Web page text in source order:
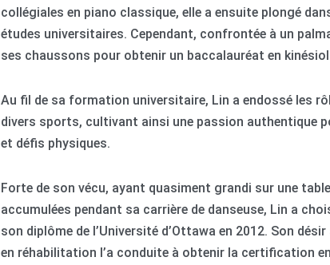
collégiales en piano classique, elle a ensuite plongé
études universitaires. Cependant, confrontée à un
ses chaussons pour obtenir un baccalauréat en
Au fil de sa formation universitaire, Lin a endossé les
divers sports, cultivant ainsi une passion authentique
et défis physiques.
Forte de son vécu, ayant quasiment grandi sur une
accumulées pendant sa carrière de danseuse, Lin a
son diplôme de l’Université d’Ottawa en 2012. Son
en réhabilitation l’a conduite à obtenir la certification